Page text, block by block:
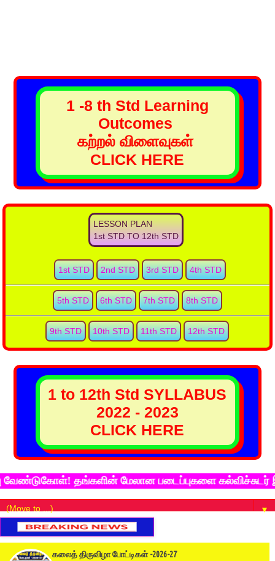
1 -8 th Std Learning
Outcomes
கற்றல் விளைவுகள்
CLICK HERE
LESSON PLAN
1st STD TO 12th STD
1st STD 2nd STD 3rd STD 4th STD
5th STD 6th STD 7th STD 8th STD
9th STD 10th STD 11th STD 12th STD
1 to 12th Std SYLLABUS
2022 - 2023
CLICK HERE
தங்களின் மேலான படைப்புகளை கல்விச்சுடர் இணைய
▼
கலைத் திருவிழா போட்டிகள் -2026-27